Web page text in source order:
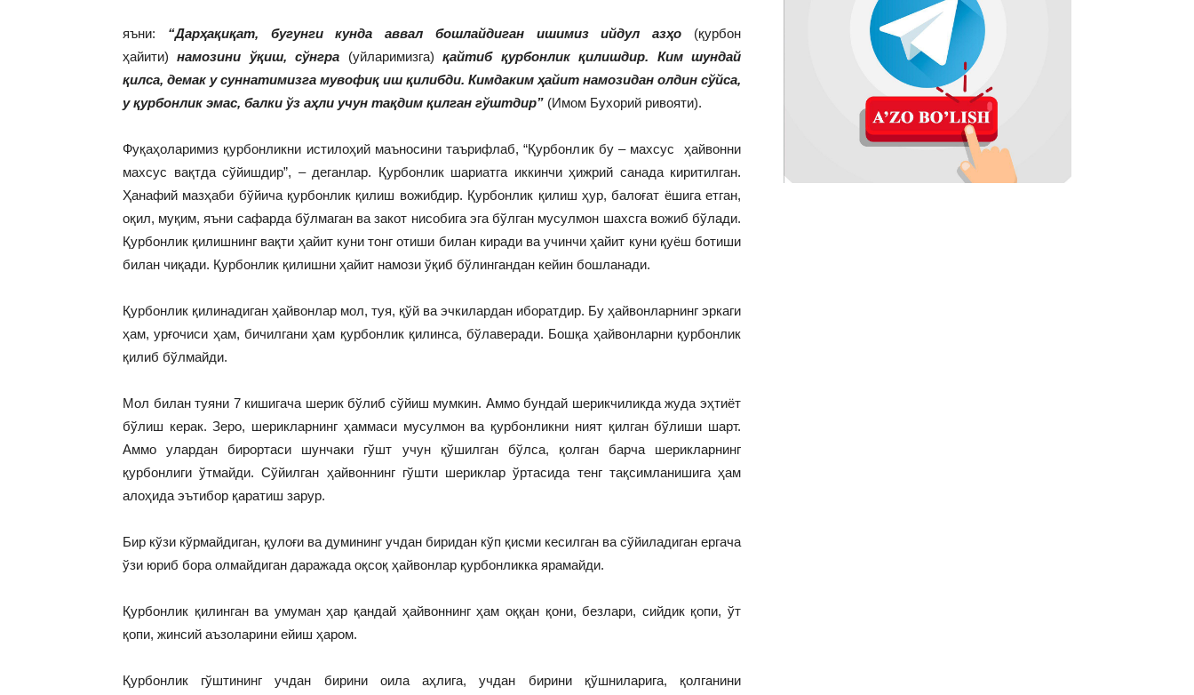
яъни: “Дарҳақиқат, бугунги кунда аввал бошлайдиган ишимиз ийдул азҳо (қурбон
ҳайити) намозини ўқиш, сўнгра (уйларимизга)қайтиб қурбонлик қилишдир. Ким шундай
қилса, демак у суннатимизга мувофиқ иш қилибди. Кимдаким ҳайит намозидан олдин сўйса,
у қурбонлик эмас, балки ўз аҳли учун тақдим қилган гўштдир” (Имом Бухорий ривояти).
Фуқаҳоларимиз қурбонликни истилоҳий маъносини таърифлаб, “Қурбонлик бу – махсус ҳайвонни
махсус вақтда сўйишдир”, – деганлар. Қурбонлик шариатга иккинчи ҳижрий санада киритилган.
Ҳанафий мазҳаби бўйича қурбонлик қилиш вожибдир. Қурбонлик қилиш ҳур, балоғат ёшига етган,
оқил, муқим, яъни сафарда бўлмаган ва закот нисобига эга бўлган мусулмон шахсга вожиб бўлади.
Қурбонлик қилишнинг вақти ҳайит куни тонг отиши билан киради ва учинчи ҳайит куни қуёш ботиши
билан чиқади. Қурбонлик қилишни ҳайит намози ўқиб бўлингандан кейин бошланади.
Қурбонлик қилинадиган ҳайвонлар мол, туя, қўй ва эчкилардан иборатдир. Бу ҳайвонларнинг эркаги
ҳам, урғочиси ҳам, бичилгани ҳам қурбонлик қилинса, бўлаверади. Бошқа ҳайвонларни қурбонлик
қилиб бўлмайди.
Мол билан туяни 7 кишигача шерик бўлиб сўйиш мумкин. Аммо бундай шерикчиликда жуда эҳтиёт
бўлиш керак. Зеро, шерикларнинг ҳаммаси мусулмон ва қурбонликни ният қилган бўлиши шарт.
Аммо улардан бирортаси шунчаки гўшт учун қўшилган бўлса, қолган барча шерикларнинг
қурбонлиги ўтмайди. Сўйилган ҳайвоннинг гўшти шериклар ўртасида тенг тақсимланишига ҳам
алоҳида эътибор қаратиш зарур.
Бир кўзи кўрмайдиган, қулоғи ва думининг учдан биридан кўп қисми кесилган ва сўйиладиган ергача
ўзи юриб бора олмайдиган даражада оқсоқ ҳайвонлар қурбонликка ярамайди.
Қурбонлик қилинган ва умуман ҳар қандай ҳайвоннинг ҳам оққан қони, безлари, сийдик қопи, ўт
қопи, жинсий аъзоларини ейиш ҳаром.
Қурбонлик гўштининг учдан бирини оила аҳлига, учдан бирини қўшниларига, қолганини